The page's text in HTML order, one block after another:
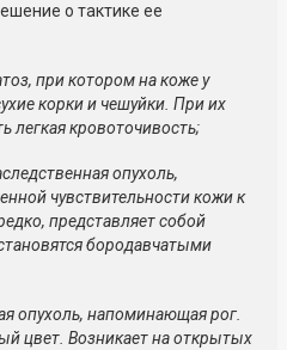
о тактике ее
при котором на коже у
корки и чешуйки. При их
легкая кровоточивость;
опухоль,
чувствительности кожи к
представляет собой
бородавчатыми
опухоль, напоминающая рог.
цвет. Возникает на открытых